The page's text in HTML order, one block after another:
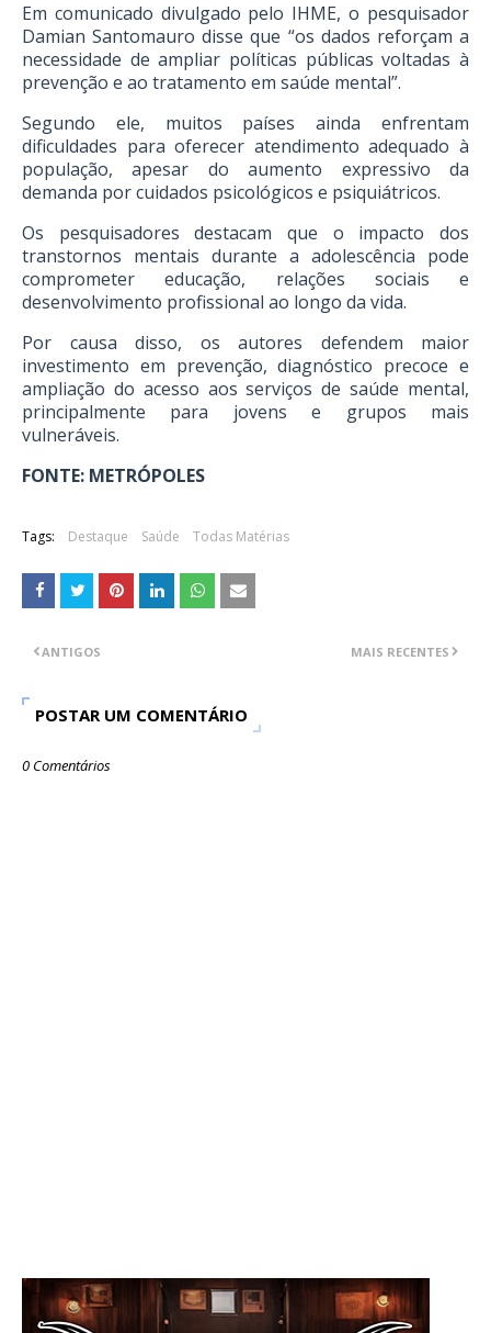
Em comunicado divulgado pelo IHME, o pesquisador
Damian Santomauro disse que “os dados reforçam a
necessidade de ampliar políticas públicas voltadas à
prevenção e ao tratamento em saúde mental”.
Segundo ele, muitos países ainda enfrentam
dificuldades para oferecer atendimento adequado à
população, apesar do aumento expressivo da
demanda por cuidados psicológicos e psiquiátricos.
Os pesquisadores destacam que o impacto dos
transtornos mentais durante a adolescência pode
comprometer educação, relações sociais e
desenvolvimento profissional ao longo da vida.
Por causa disso, os autores defendem maior
investimento em prevenção, diagnóstico precoce e
ampliação do acesso aos serviços de saúde mental,
principalmente para jovens e grupos mais
vulneráveis.
FONTE: METRÓPOLES
Tags: Destaque Saúde Todas Matérias
MAIS RECENTES
ANTIGOS
POSTAR UM COMENTÁRIO
0 Comentários